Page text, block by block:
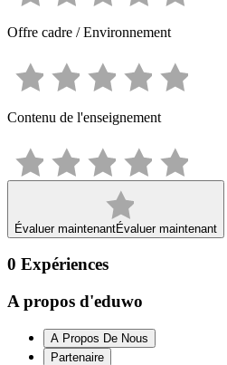
Offre cadre / Environnement
Contenu de l'enseignement
Évaluer maintenantÉvaluer maintenant
0 Expériences
A propos d'eduwo
A Propos De Nous
Partenaire